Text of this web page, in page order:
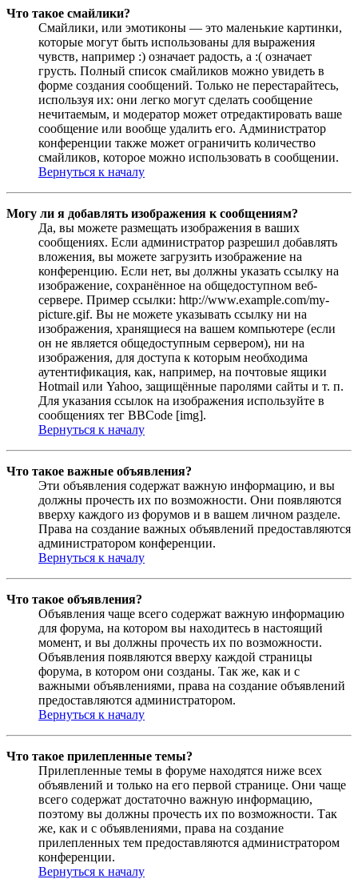
Что такое смайлики?
Смайлики, или эмотиконы — это маленькие картинки,
которые могут быть использованы для выражения
чувств, например :) означает радость, а :( означает
грусть. Полный список смайликов можно увидеть в
форме создания сообщений. Только не перестарайтесь,
используя их: они легко могут сделать сообщение
нечитаемым, и модератор может отредактировать ваше
сообщение или вообще удалить его. Администратор
конференции также может ограничить количество
смайликов, которое можно использовать в сообщении.
Вернуться к началу
Могу ли я добавлять изображения к сообщениям?
Да, вы можете размещать изображения в ваших
сообщениях. Если администратор разрешил добавлять
вложения, вы можете загрузить изображение на
конференцию. Если нет, вы должны указать ссылку на
изображение, сохранённое на общедоступном веб-
сервере. Пример ссылки: http://www.example.com/my-
picture.gif. Вы не можете указывать ссылку ни на
изображения, хранящиеся на вашем компьютере (если
он не является общедоступным сервером), ни на
изображения, для доступа к которым необходима
аутентификация, как, например, на почтовые ящики
Hotmail или Yahoo, защищённые паролями сайты и т. п.
Для указания ссылок на изображения используйте в
сообщениях тег BBCode [img].
Вернуться к началу
Что такое важные объявления?
Эти объявления содержат важную информацию, и вы
должны прочесть их по возможности. Они появляются
вверху каждого из форумов и в вашем личном разделе.
Права на создание важных объявлений предоставляются
администратором конференции.
Вернуться к началу
Что такое объявления?
Объявления чаще всего содержат важную информацию
для форума, на котором вы находитесь в настоящий
момент, и вы должны прочесть их по возможности.
Объявления появляются вверху каждой страницы
форума, в котором они созданы. Так же, как и с
важными объявлениями, права на создание объявлений
предоставляются администратором.
Вернуться к началу
Что такое прилепленные темы?
Прилепленные темы в форуме находятся ниже всех
объявлений и только на его первой странице. Они чаще
всего содержат достаточно важную информацию,
поэтому вы должны прочесть их по возможности. Так
же, как и с объявлениями, права на создание
прилепленных тем предоставляются администратором
конференции.
Вернуться к началу